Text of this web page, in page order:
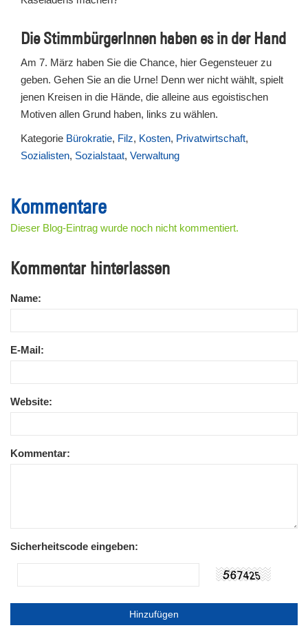
Die StimmbürgerInnen haben es in der Hand
Am 7. März haben Sie die Chance, hier Gegensteuer zu
geben. Gehen Sie an die Urne! Denn wer nicht wählt, spielt
jenen Kreisen in die Hände, die alleine aus egoistischen
Motiven allen Grund haben, links zu wählen.
Kategorie Bürokratie, Filz, Kosten, Privatwirtschaft,
Sozialisten, Sozialstaat, Verwaltung
Kommentare
Dieser Blog-Eintrag wurde noch nicht kommentiert.
Kommentar hinterlassen
Name:
E-Mail:
Website:
Kommentar:
Sicherheitscode eingeben: